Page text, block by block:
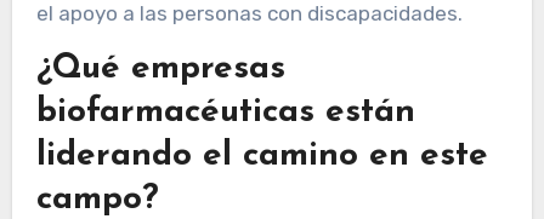
el apoyo a las personas con discapacidades.
¿Qué empresas
biofarmacéuticas están
liderando el camino en este
campo?